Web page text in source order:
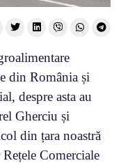
din România și
despre asta au
Gherciu și
din țara noastră
Comerciale